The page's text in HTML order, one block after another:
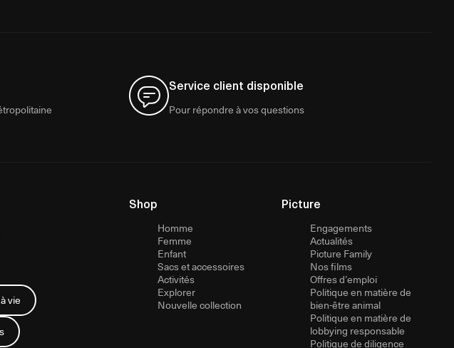
Service client disponible
Pour répondre à vos questions
vie
Shop
Homme
Femme
Enfant
Sacs et accessoires
Activités
Explorer
Nouvelle collection
Picture
Engagements
Actualités
Picture Family
Nos films
Offres d’emploi
Politique en matière de
bien-être animal
Politique en matière de
lobbying responsable
Politique de diligence